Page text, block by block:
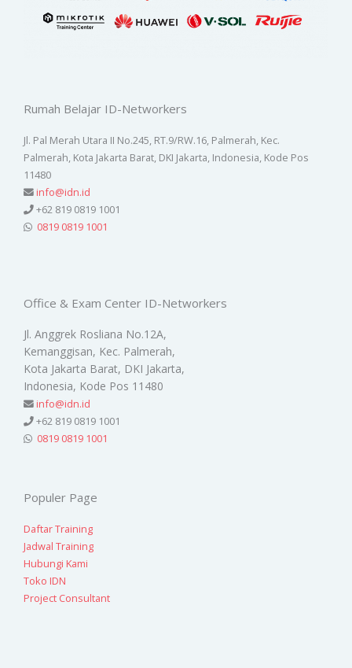
Rumah Belajar ID-Networkers
Jl. Pal Merah Utara II No.245, RT.9/RW.16, Palmerah, Kec.
Palmerah, Kota Jakarta Barat, DKI Jakarta, Indonesia, Kode Pos
11480
info@idn.id
+62 819 0819 1001
0819 0819 1001
Office & Exam Center ID-Networkers
Jl. Anggrek Rosliana No.12A,
Kemanggisan, Kec. Palmerah,
Kota Jakarta Barat, DKI Jakarta,
Indonesia, Kode Pos 11480
info@idn.id
+62 819 0819 1001
0819 0819 1001
Populer Page
Daftar Training
Jadwal Training
Hubungi Kami
Toko IDN
Project Consultant